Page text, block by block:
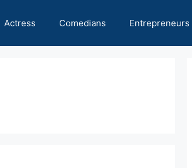
Actress Comedians Entrepreneurs